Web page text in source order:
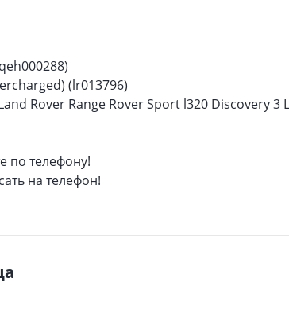
(lr013796)
Rover Range Rover Sport l320 Discovery 3
по телефону!
на телефон!